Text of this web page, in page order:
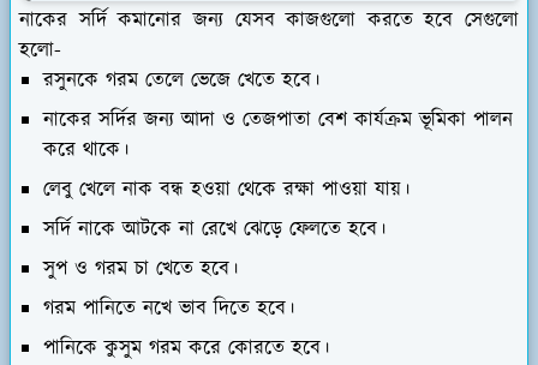
নাকের সর্দি কমানোর জন্য যেসব কাজগুলো করতে হবে সেগুলো
হলো-
রসুনকে গরম তেলে ভেজে খেতে হবে।
নাকের সর্দির জন্য আদা ও তেজপাতা বেশ কার্যক্রম ভূমিকা পালন
করে থাকে।
লেবু খেলে নাক বন্ধ হওয়া থেকে রক্ষা পাওয়া যায়।
সর্দি নাকে আটকে না রেখে ঝেড়ে ফেলতে হবে।
সুপ ও গরম চা খেতে হবে।
গরম পানিতে নখে ভাব দিতে হবে।
পানিকে কুসুম গরম করে কোরতে হবে।